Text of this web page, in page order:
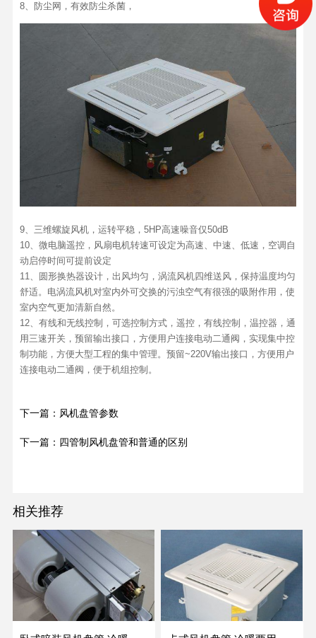
8、防尘网，有效防尘杀菌，
9、三维螺旋风机，运转平稳，5HP高速噪音仅50dB
10、微电脑遥控，风扇电机转速可设定为高速、中速、低速，空调自
动启停时间可提前设定
11、圆形换热器设计，出风均匀，涡流风机四维送风，保持温度均匀
舒适。电涡流风机对室内外可交换的污浊空气有很强的吸附作用，使
室内空气更加清新自然。
12、有线和无线控制，可选控制方式，遥控，有线控制，温控器，通
用三速开关，预留输出接口，方便用户连接电动二通阀，实现集中控
制功能，方便大型工程的集中管理。预留~220V输出接口，方便用户
连接电动二通阀，便于机组控制。
下一篇：风机盘管参数
下一篇：四管制风机盘管和普通的区别
相关推荐